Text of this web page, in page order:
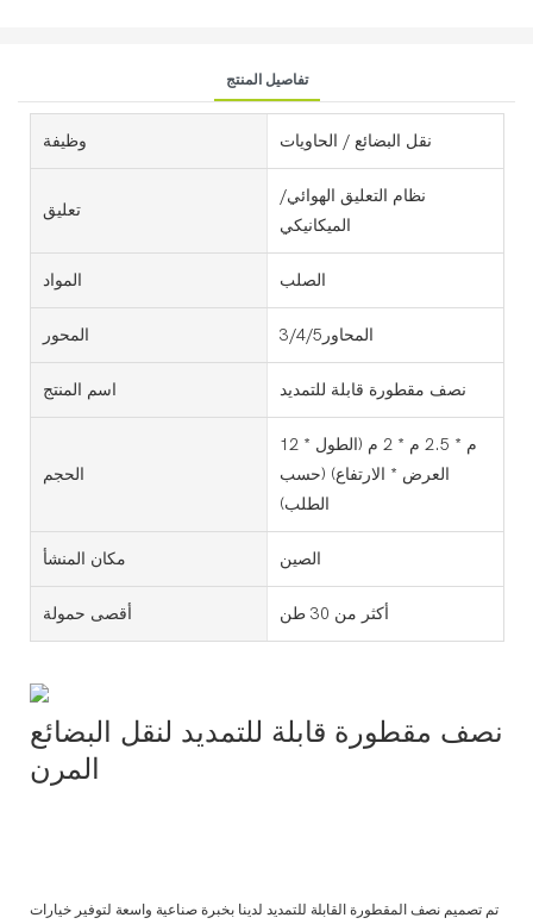
تفاصيل المنتج
وظيفة نقل البضائع / الحاويات
تعليق
نظام التعليق الهوائي/
الميكانيكي
المواد الصلب
المحور المحاور3/4/5
اسم المنتج نصف مقطورة قابلة للتمديد
الحجم
12 م * 2.5 م * 2 م (الطول *
العرض * الارتفاع) (حسب
الطلب)
مكان المنشأ الصين
أقصى حمولة أكثر من 30 طن
نصف مقطورة قابلة للتمديد لنقل البضائع
المرن
تم تصميم نصف المقطورة القابلة للتمديد لدينا بخبرة صناعية واسعة لتوفير خيارات